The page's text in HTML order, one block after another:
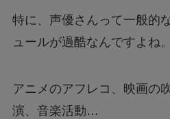
特に、声優さんって一般的
ュールが過酷なんですよね。
アニメのアフレコ、映画の
演、音楽活動…